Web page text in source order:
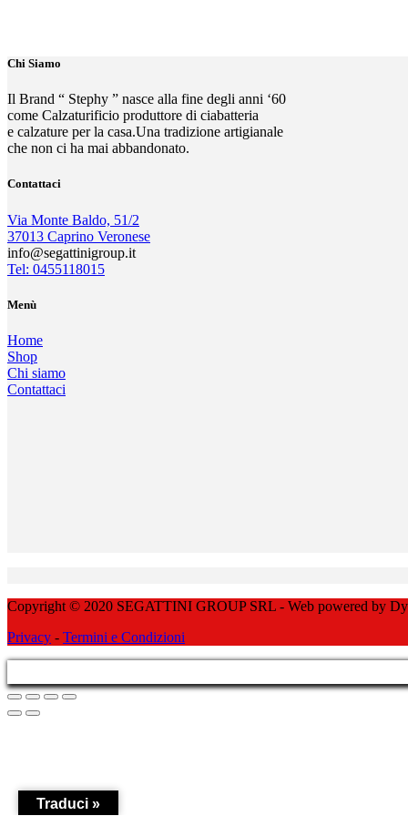
Chi Siamo
Il Brand “ Stephy ” nasce alla fine degli anni ‘60
come Calzaturificio produttore di ciabatteria
e calzature per la casa.Una tradizione artigianale
che non ci ha mai abbandonato.
Contattaci
Via Monte Baldo, 51/2
37013 Caprino Veronese
info@segattinigroup.it
Tel: 0455118015
Menù
Home
Shop
Chi siamo
Contattaci
Copyright © 2020 SEGATTINI GROUP SRL - Web powered by
Privacy - Termini e Condizioni
Traduci »